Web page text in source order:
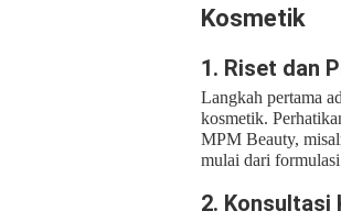
Kosmetik
1. Riset dan
Langkah pertama
kosmetik.
MPM Beauty,
mulai dari
2. Konsultasi